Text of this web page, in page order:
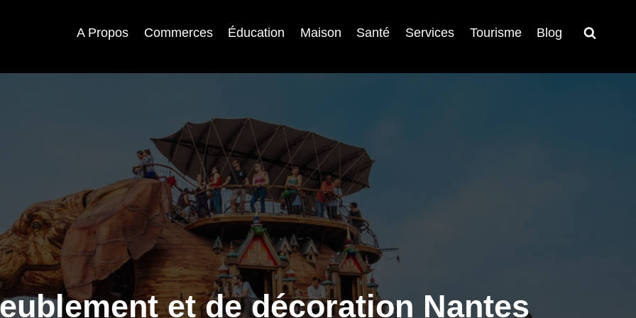
A Propos Commerces Éducation Maison Santé Services Tourisme Blog
et de décoration Nantes